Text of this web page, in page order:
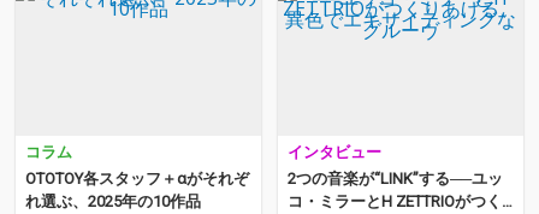
コラム
OTOTOY各スタッフ＋αがそれぞ
れ選ぶ、2025年の10作品
インタビュー
2つの音楽が“LINK”する──ユッ
コ・ミラーとH ZETTRIOがつく